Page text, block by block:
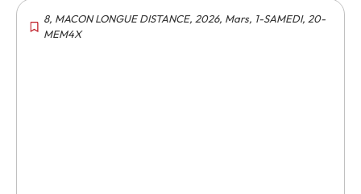
8, MACON LONGUE DISTANCE, 2026, Mars, 1-SAMEDI, 20-
MEM4X